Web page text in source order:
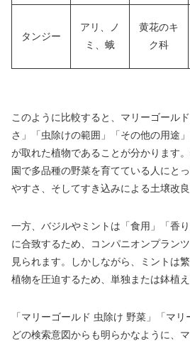
タンジー
アリ、ノ
ミ、蛾
黄花のキ
ク科
このように比較すると、マリーゴール
さ」「虫除けの範囲」「その他の用途
が取れた植物であることが分かります
園で多品種の野菜を育てている人にと
やすさ、そしてすき込みによる土壌改
一方、バジルやミントは「食用」「香
に合致するため、コンパニオンプラン
見られます。しかしながら、ミントは
植物を圧迫するため、単独または鉢植
「マリーゴールド 虫除け 野菜」「マ
どの検索意図からも明らかなように、